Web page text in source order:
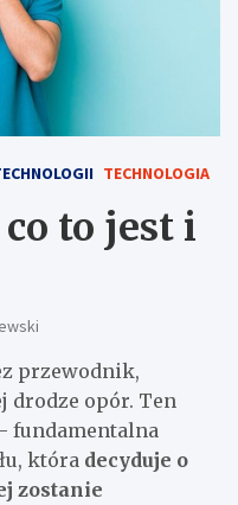
TECHNOLOGIA
to jest i
przewodnik,
drodze opór. Ten
fundamentalna
która decyduje o
zostanie